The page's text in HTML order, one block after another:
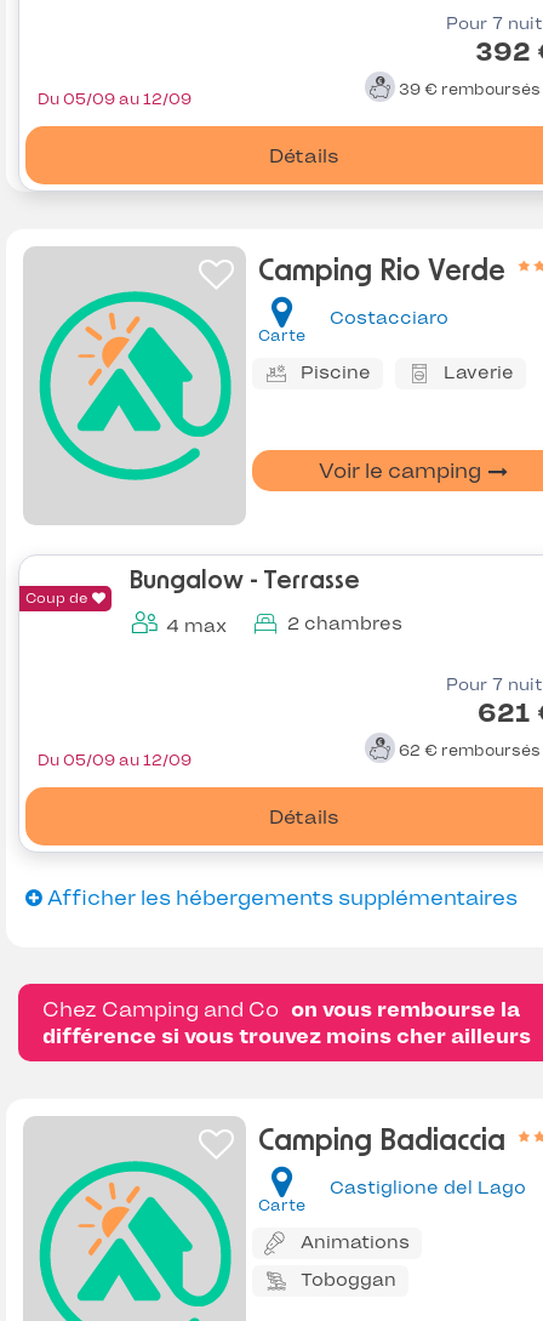
Pour 7
392
39 € remboursés
Détails
Du 05/09 au 12/09
Camping Rio Verde
Carte
Costacciaro
Piscine Laverie
Voir le camping
Coup de
Bungalow - Terrasse
4 max 2 chambres
Pour 7
621
62 € remboursés
Détails
Du 05/09 au 12/09
Afficher les hébergements supplémentaires
Chez Camping and Co on vous rembourse la
différence si vous trouvez moins cher ailleurs
Camping Badiaccia
Carte
Castiglione del Lago
Animations
Toboggan